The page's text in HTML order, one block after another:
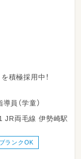
積極採用中！
宿題などの見守り・
り
導員（学童）
群馬県伊勢崎市曲輪町24-11 JR両毛線 伊勢崎駅
ブランクOK